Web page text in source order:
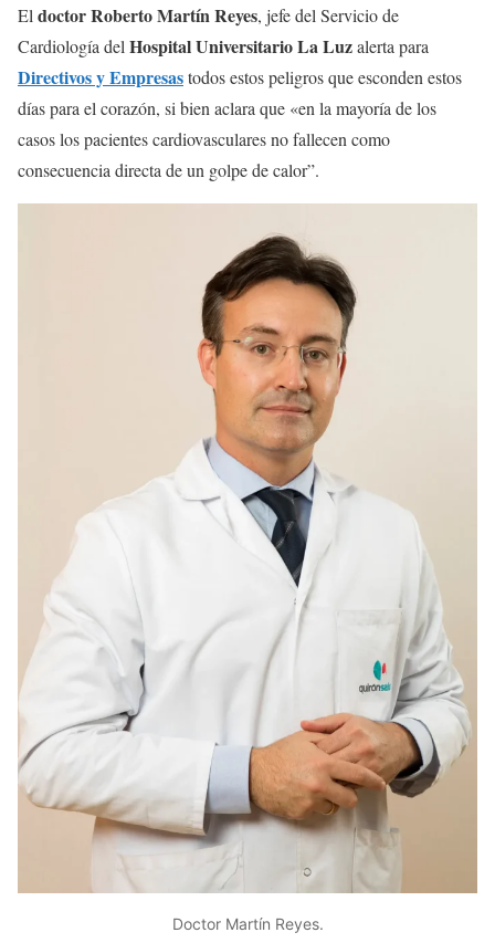
El doctor Roberto Martín Reyes, jefe del Servicio de
Cardiología del Hospital Universitario La Luzalerta para
Directivos y Empresastodos estos peligros que esconden estos
días para el corazón, si bien aclara que «en la mayoría de los
casos los pacientes cardiovasculares no fallecen como
consecuencia directa de un golpe de calor”.
Doctor Martín Reyes.